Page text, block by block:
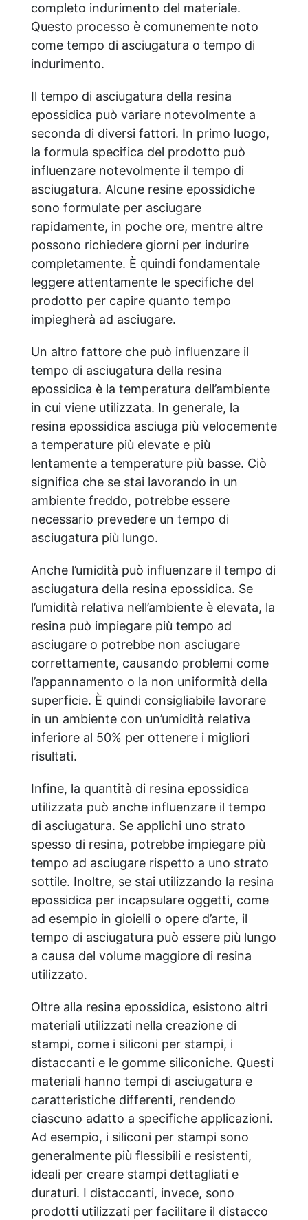
completo indurimento del materiale.
Questo processo è comunemente noto
come tempo di asciugatura o tempo di
indurimento.
Il tempo di asciugatura della resina
epossidica può variare notevolmente a
seconda di diversi fattori. In primo luogo,
la formula specifica del prodotto può
influenzare notevolmente il tempo di
asciugatura. Alcune resine epossidiche
sono formulate per asciugare
rapidamente, in poche ore, mentre altre
possono richiedere giorni per indurire
completamente. È quindi fondamentale
leggere attentamente le specifiche del
prodotto per capire quanto tempo
impiegherà ad asciugare.
Un altro fattore che può influenzare il
tempo di asciugatura della resina
epossidica è la temperatura dell’ambiente
in cui viene utilizzata. In generale, la
resina epossidica asciuga più velocemente
a temperature più elevate e più
lentamente a temperature più basse. Ciò
significa che se stai lavorando in un
ambiente freddo, potrebbe essere
necessario prevedere un tempo di
asciugatura più lungo.
Anche l’umidità può influenzare il tempo di
asciugatura della resina epossidica. Se
l’umidità relativa nell’ambiente è elevata, la
resina può impiegare più tempo ad
asciugare o potrebbe non asciugare
correttamente, causando problemi come
l’appannamento o la non uniformità della
superficie. È quindi consigliabile lavorare
in un ambiente con un’umidità relativa
inferiore al 50% per ottenere i migliori
risultati.
Infine, la quantità di resina epossidica
utilizzata può anche influenzare il tempo
di asciugatura. Se applichi uno strato
spesso di resina, potrebbe impiegare più
tempo ad asciugare rispetto a uno strato
sottile. Inoltre, se stai utilizzando la resina
epossidica per incapsulare oggetti, come
ad esempio in gioielli o opere d’arte, il
tempo di asciugatura può essere più lungo
a causa del volume maggiore di resina
utilizzato.
Oltre alla resina epossidica, esistono altri
materiali utilizzati nella creazione di
stampi, come i siliconi per stampi, i
distaccanti e le gomme siliconiche. Questi
materiali hanno tempi di asciugatura e
caratteristiche differenti, rendendo
ciascuno adatto a specifiche applicazioni.
Ad esempio, i siliconi per stampi sono
generalmente più flessibili e resistenti,
ideali per creare stampi dettagliati e
duraturi. I distaccanti, invece, sono
prodotti utilizzati per facilitare il distacco